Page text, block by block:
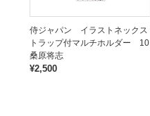
侍ジャパン イラストネックス
トラップ付マルチホルダー 10
桑原将志
¥2,500